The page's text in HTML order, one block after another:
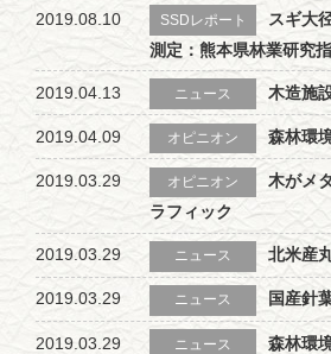
2019.08.10 SSDレポート
スギ大
測定：熊本県林業研究
2019.04.13 ニュース 木造施
2019.04.09 オピニオン 森林環
2019.03.29 オピニオン
木がメ
ラフィック
2019.03.29 ニュース 北米産
2019.03.29 ニュース 国産針
2019.03.29 ニュース 森林環